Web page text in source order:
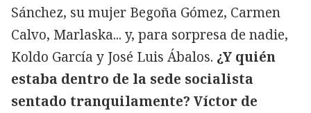
Sánchez, su mujer Begoña Gómez, Carmen
Calvo, Marlaska... y, para sorpresa de nadie,
Koldo García y José Luis Ábalos. ¿Y quién
estaba dentro de la sede socialista
sentado tranquilamente? Víctor de